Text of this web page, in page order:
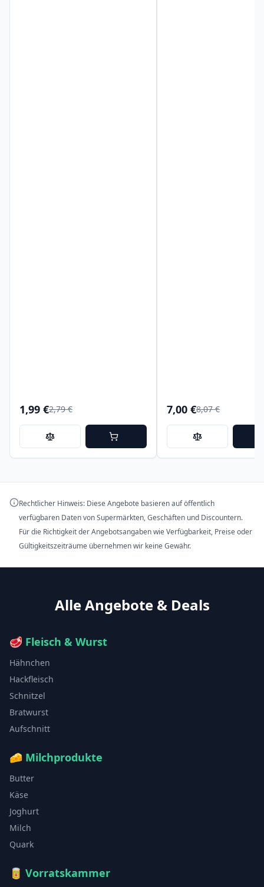
1,99 €2,79 € 7,00 €8,07 €
Rechtlicher Hinweis: Diese Angebote basieren auf öffentlich
verfügbaren Daten von Supermärkten, Geschäften und Discountern.
Für die Richtigkeit der Angebotsangaben wie Verfügbarkeit, Preise oder
Gültigkeitszeiträume übernehmen wir keine Gewähr.
Alle Angebote & Deals
🥩 Fleisch & Wurst
Hähnchen
Hackfleisch
Schnitzel
Bratwurst
Aufschnitt
🧀 Milchprodukte
Butter
Käse
Joghurt
Milch
Quark
🥫 Vorratskammer